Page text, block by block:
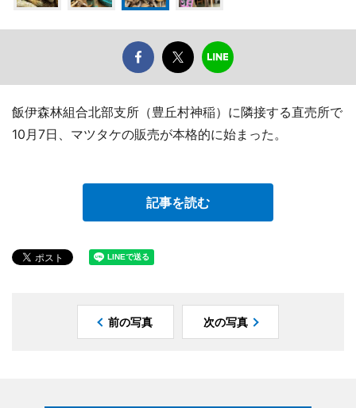
飯伊森林組合北部支所（豊丘村神稲）に隣接する直売所で
10月7日、マツタケの販売が本格的に始まった。
記事を読む
前の写真 次の写真